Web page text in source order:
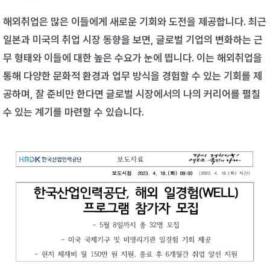
해외취업은 많은 이들에게 새로운 기회와 도전을 제공합니다. 최근
일본과 미국의 취업 시장 동향을 보면, 글로벌 기업의 변화하는 근
무 형태와 이들에 대한 높은 수요가 눈에 띕니다. 이는 해외취업을
통해 다양한 문화적 환경과 업무 방식을 경험할 수 있는 기회를 제
공하며, 잘 준비만 한다면 글로벌 시장에서의 나의 커리어를 펼칠
수 있는 계기를 마련할 수 있습니다.